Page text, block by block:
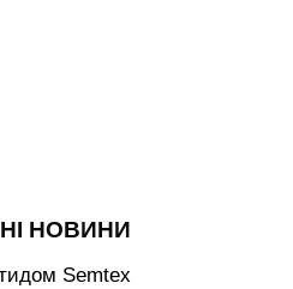
НОВИНИ
Semtex